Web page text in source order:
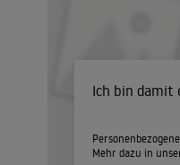
Ich bin damit
Mehr dazu in